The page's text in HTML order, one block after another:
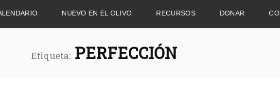
NUEVO EN EL OLIVO RECURSOS DONAR
Etiqueta:PERFECCIÓN